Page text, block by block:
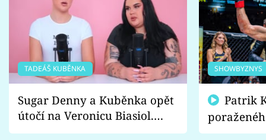
TADEÁŠ KUBĚNKA
Sugar Denny a Kuběnka opět
útočí na Veronicu Biasiol.
Proč je podle nich falešná a
SHOWBYZNYS
fanoušci